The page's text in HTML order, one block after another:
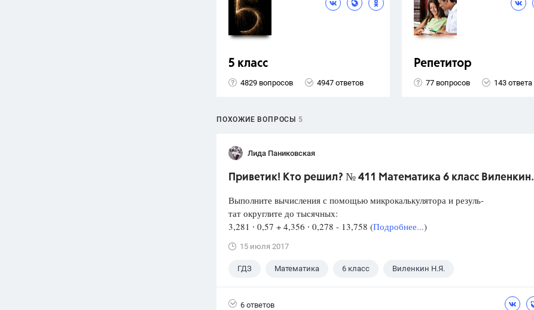
5 класс
4829 вопросов 4947 ответов
Репетитор
77 вопросов 143 ответа
ПОХОЖИЕ ВОПРОСЫ 5
Лида Паниковская
Приветик! Кто решил? № 411 Математика 6 класс Виленкин.
Выполните вычисления с помощью микрокалькулятора и резуль-
тат округлите до тысячных:
3,281 ∙ 0,57 + 4,356 ∙ 0,278 - 13,758 (Подробнее...)
15 июля 2017
ГДЗ Математика 6 класс Виленкин Н.Я.
6 ответов